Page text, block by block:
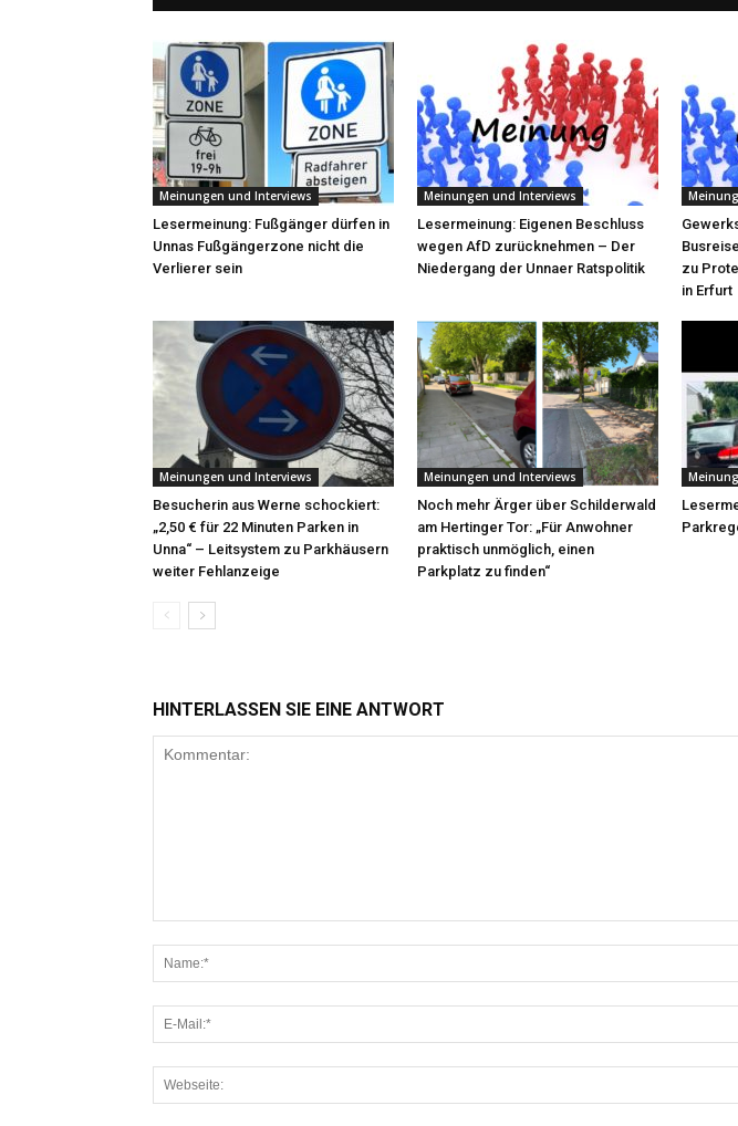
Meinungen und Interviews
Lesermeinung: Fußgänger dürfen in
Unnas Fußgängerzone nicht die
Verlierer sein
Meinungen und Interviews
Lesermeinung: Eigenen Beschluss
wegen AfD zurücknehmen – Der
Niedergang der Unnaer Ratspolitik
zu
in Erfurt
Meinungen und Interviews
Besucherin aus Werne schockiert:
„2,50 € für 22 Minuten Parken in
Unna“ – Leitsystem zu Parkhäusern
weiter Fehlanzeige
Meinungen und Interviews
Noch mehr Ärger über Schilderwald
am Hertinger Tor: „Für Anwohner
praktisch unmöglich, einen
Parkplatz zu finden“
HINTERLASSEN SIE EINE ANTWORT